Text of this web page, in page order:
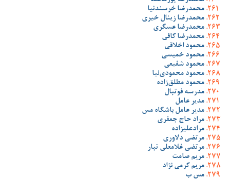
محمدرضا خرسندنیا
محمدرضا زینال خیری
محمدرضا عسگری
محمدرضا کافی
محمود اخلاقی
محمود خمیسی
محمود شفیعی
محمود محمودی‌نیا
محمود مطلق‌زاده
مدرسه فوتبال
مدیر عامل
مدیر عامل باشگاه مس
مراد حاج جعفری
مرادعلیزاده
مرتضی دلاوری
مرتضی غلامعلی تبار
مریم صامت
مریم کرمی نژاد
مس ب